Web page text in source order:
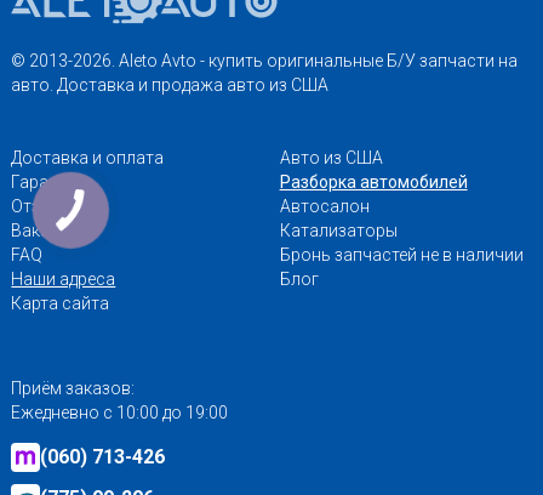
© 2013-2026. Aleto Avto - купить оригинальные Б/У запчасти на
авто. Доставка и продажа авто из США
Доставка и оплата
Гарантии
Отзывы
Вакансии
FAQ
Наши адреса
Карта сайта
Авто из США
Разборка автомобилей
Автосалон
Катализаторы
Бронь запчастей не в наличии
Блог
Приём заказов:
Ежедневно с 10:00 до 19:00
(060) 713-426